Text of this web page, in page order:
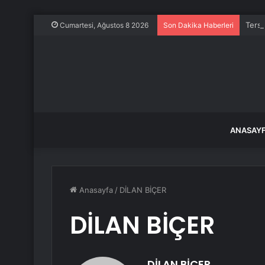
Cumartesi, Ağustos 8 2026 Son Dakika Haberleri
Anasayfa / DİLAN BİÇER
DİLAN BİÇER